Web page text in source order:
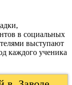
в социальных
выступают
каждого ученика